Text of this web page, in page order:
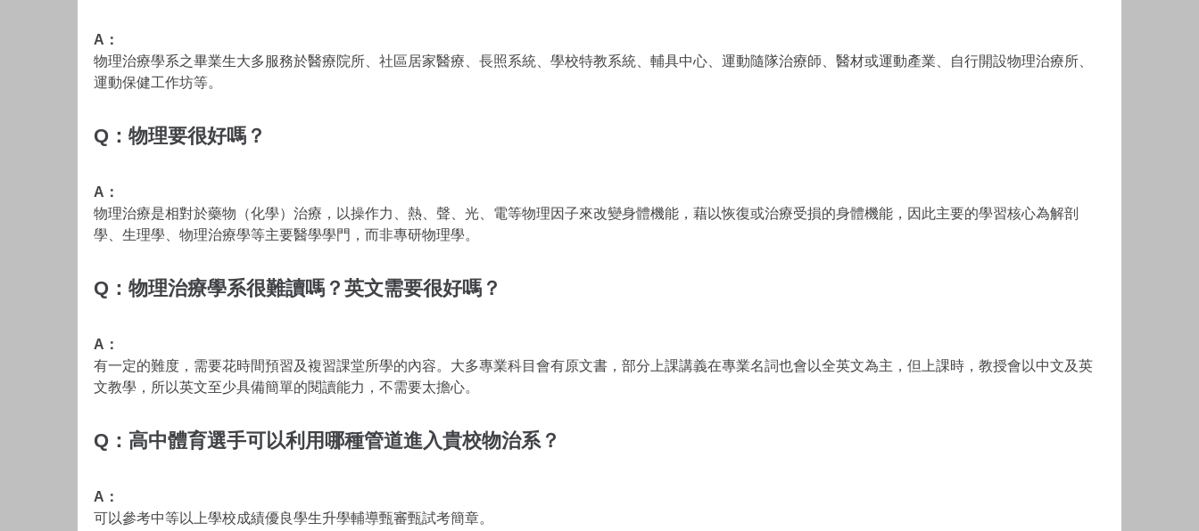
A：
物理治療學系之畢業生大多服務於醫療院所、社區居家醫療、長照系統、學校特教系統、輔具中心、運動隨隊治療師、醫材或運動產業、自行開設物理治療所、
運動保健工作坊等。
Q：物理要很好嗎？
A：
物理治療是相對於藥物（化學）治療，以操作力、熱、聲、光、電等物理因子來改變身體機能，藉以恢復或治療受損的身體機能，因此主要的學習核心為解剖
學、生理學、物理治療學等主要醫學學門，而非專研物理學。
Q：物理治療學系很難讀嗎？英文需要很好嗎？
A：
有一定的難度，需要花時間預習及複習課堂所學的內容。大多專業科目會有原文書，部分上課講義在專業名詞也會以全英文為主，但上課時，教授會以中文及英
文教學，所以英文至少具備簡單的閱讀能力，不需要太擔心。
Q：高中體育選手可以利用哪種管道進入貴校物治系？
A：
可以參考中等以上學校成績優良學生升學輔導甄審甄試考簡章。